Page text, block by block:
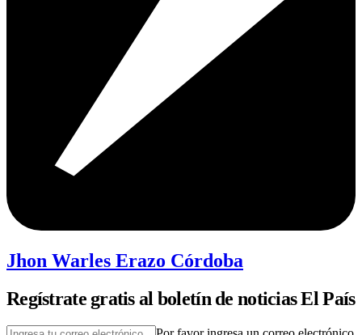
Jhon Warles Erazo Córdoba
Regístrate gratis al boletín de noticias El País